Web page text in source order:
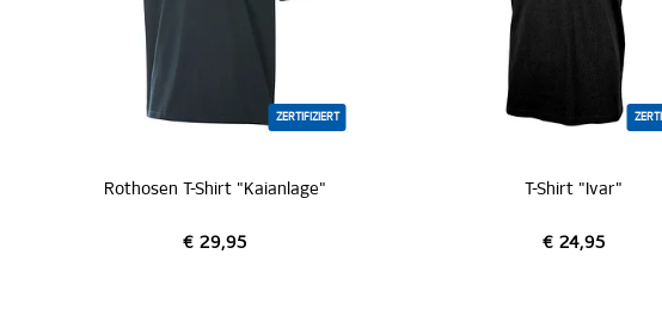
ZERTIFIZIERT
T-Shirt "Ivar"
€ 24,95
SC T-Shirt "College
€ 29,95